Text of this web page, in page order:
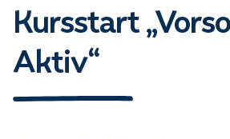
Kursstart
Aktiv“